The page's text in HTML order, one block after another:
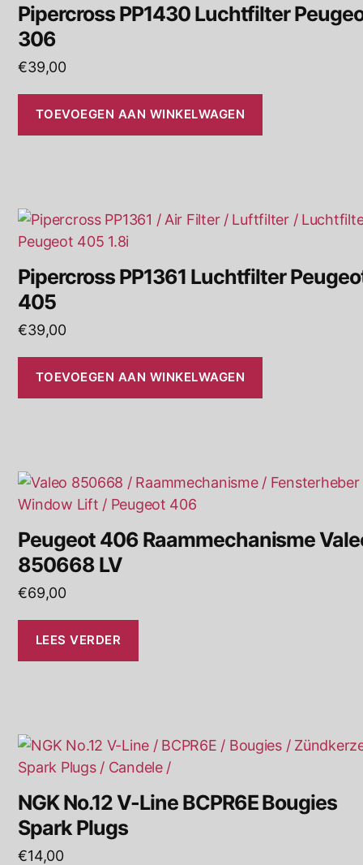
Pipercross PP1430 Luchtfilter
306
€39,00
TOEVOEGEN AAN WINKELWAGEN
Pipercross PP1361 Luchtfilter
405
€39,00
TOEVOEGEN AAN WINKELWAGEN
Peugeot 406 Raammechanisme
850668 LV
€69,00
LEES VERDER
NGK No.12 V-Line BCPR6E Bougies
Spark Plugs
€14,00